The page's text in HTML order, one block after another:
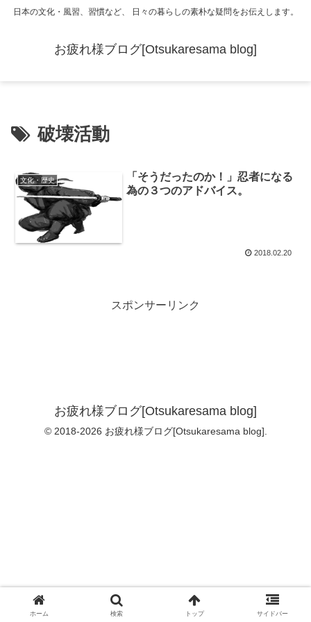
日本の文化・風習、習慣など、 日々の暮らしの素朴な疑問をお伝えします。
お疲れ様ブログ[Otsukaresama blog]
破壊活動
文化・歴史
「そうだったのか！」忍者になる
為の３つのアドバイス。
2018.02.20
スポンサーリンク
お疲れ様ブログ[Otsukaresama blog]
© 2018-2026 お疲れ様ブログ[Otsukaresama blog].
ホーム 検索 トップ サイドバー